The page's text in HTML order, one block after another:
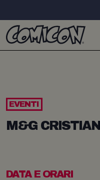
EVENTI
M&G
DATA E ORARI